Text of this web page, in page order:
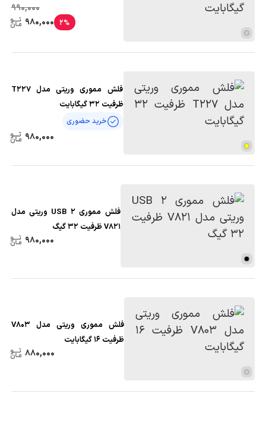
990,000
2%
980,000
فلش مموری وریتی مدل T227
ظرفیت 32 گیگابایت
خرید حضوری
980,000
فلش مموری USB 2 وریتی مدل
V821 ظرفیت 32 گیگ
980,000
فلش مموری وریتی مدل V803
ظرفیت 16 گیگابایت
880,000